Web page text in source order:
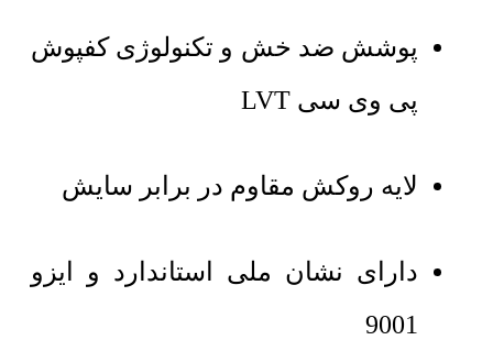
پوشش ضد خش و تکنولوژی کفپوش
پی وی سی LVT
لایه روکش مقاوم در برابر سایش
دارای نشان ملی استاندارد و ایزو
9001